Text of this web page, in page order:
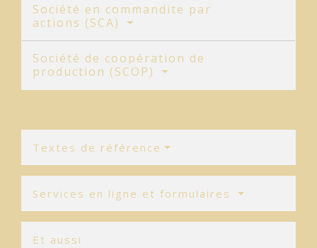
Société en commandite par
actions (SCA)
Société de coopération de
production (SCOP)
Textes de référence
Services en ligne et formulaires
Et aussi